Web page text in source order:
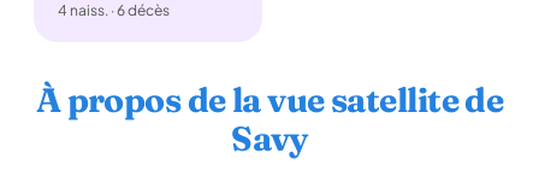
4 naiss. · 6 décès
À propos de la vue satellite de
Savy